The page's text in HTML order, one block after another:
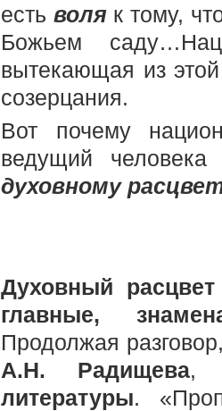
есть воля к тому,
Божьем
вытекающая из
созерцания.
Вот почему
ведущий
духовному
Духовный
главные,
Продолжая
А.Н. Радищева
литературы.